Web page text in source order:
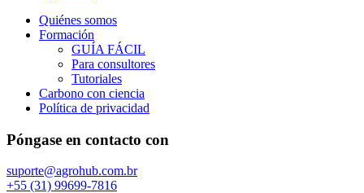
Quiénes somos
Formación
GUÍA FÁCIL
Para consultores
Tutoriales
Carbono con ciencia
Política de privacidad
Póngase en contacto con
suporte@agrohub.com.br
+55 (31) 99699-7816